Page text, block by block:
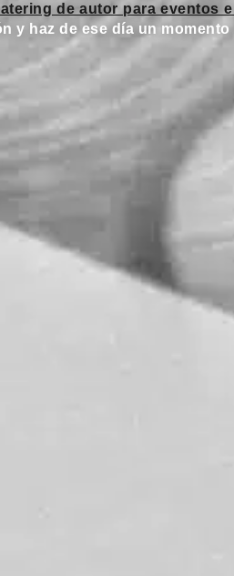
de autor para eventos
y haz de ese día un